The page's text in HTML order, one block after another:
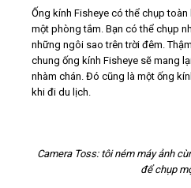
Ống kính Fisheye có thể chụp
một phòng tắm. Bạn có thể chụp
những ngôi sao trên trời đêm.
chung ống kính Fisheye sẽ mang
nhàm chán. Đó cũng là một ống
khi đi du lịch.
Camera Toss: tôi ném máy ảnh
để chụp